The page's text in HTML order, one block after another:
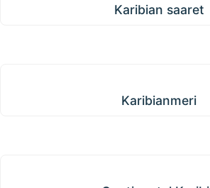
Karibian saaret
Karibianmeri